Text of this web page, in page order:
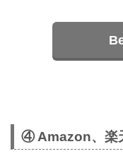
④ Amazon、楽